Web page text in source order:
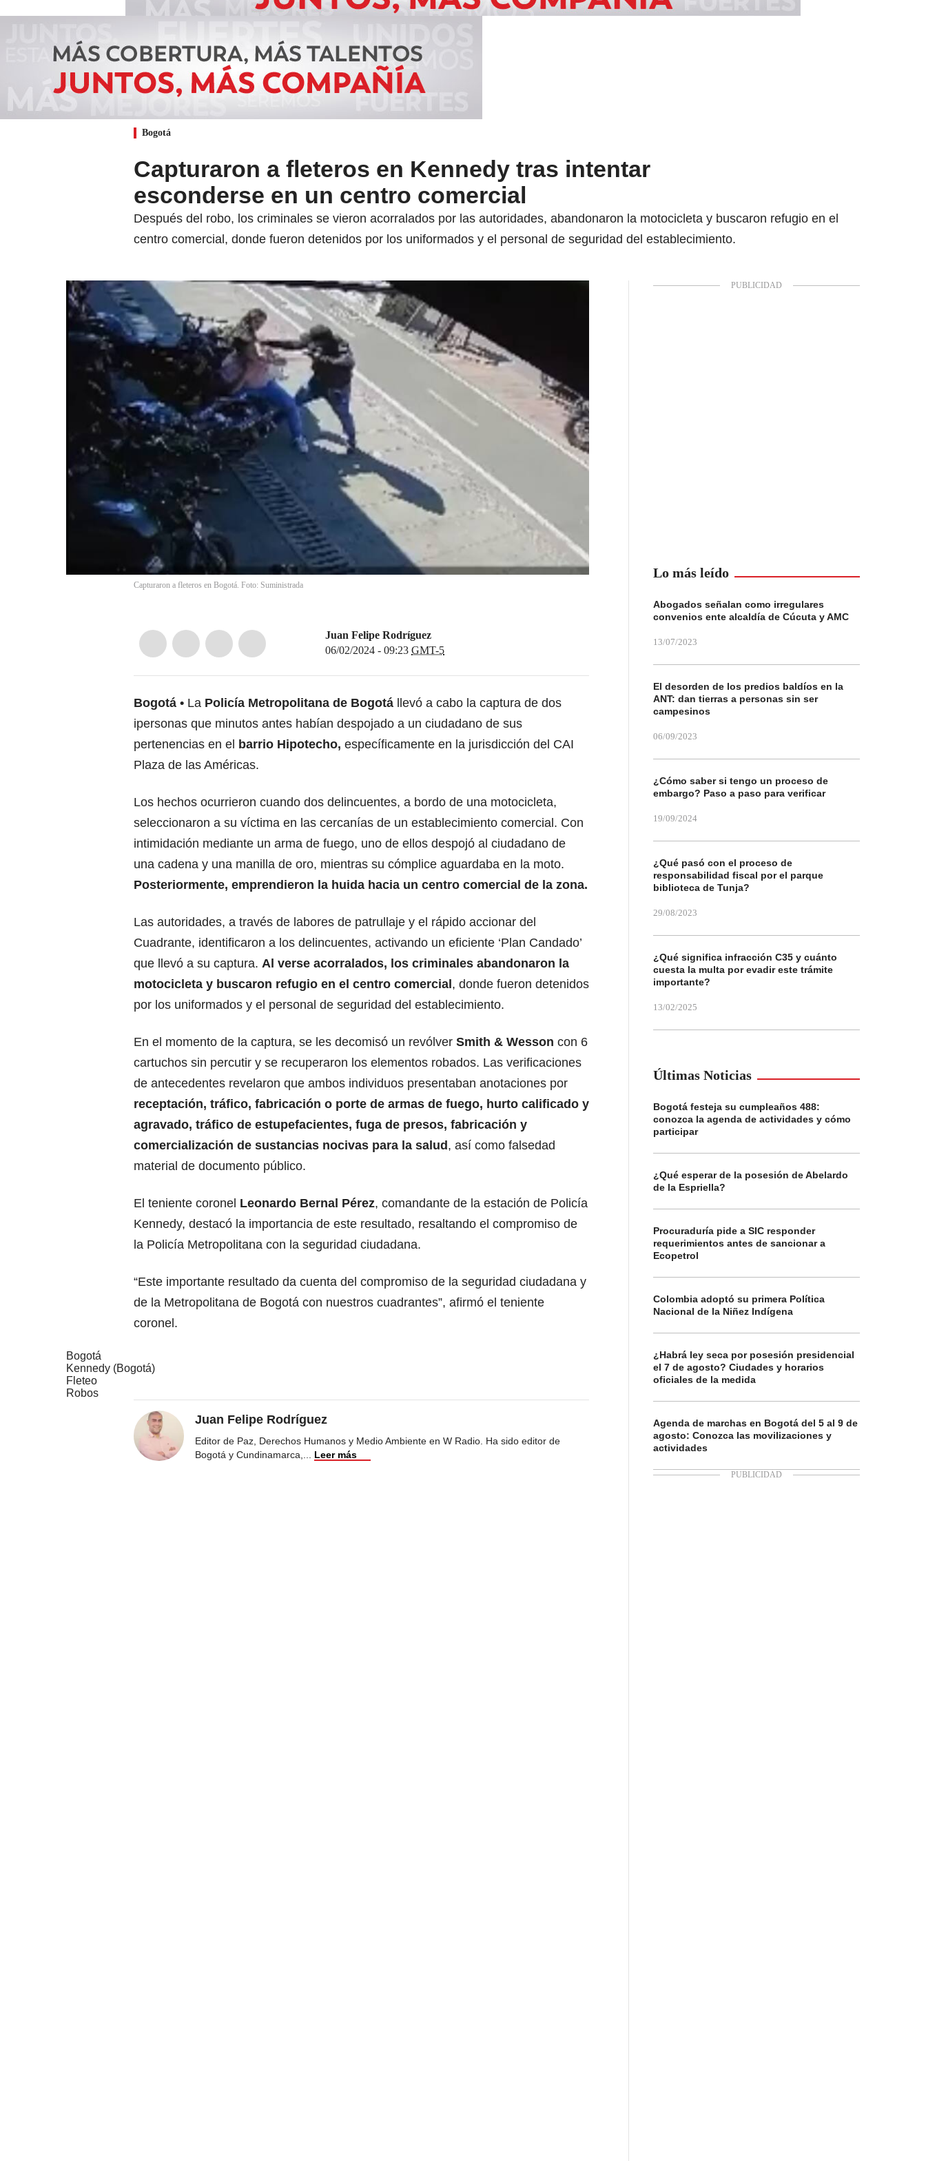
Bogotá
Capturaron a fleteros en Kennedy tras intentar
esconderse en un centro comercial
Después del robo, los criminales se vieron acorralados por las autoridades, abandonaron la motocicleta y buscaron refugio en el
centro comercial, donde fueron detenidos por los uniformados y el personal de seguridad del establecimiento.
Capturaron a fleteros en Bogotá. Foto: Suministrada
Juan Felipe Rodríguez
06/02/2024 - 09:23 GMT-5
Bogotá La Policía Metropolitana de Bogotá llevó a cabo la captura de dos
ipersonas que minutos antes habían despojado a un ciudadano de sus
pertenencias en el barrio Hipotecho, específicamente en la jurisdicción del CAI
Plaza de las Américas.
Los hechos ocurrieron cuando dos delincuentes, a bordo de una motocicleta,
seleccionaron a su víctima en las cercanías de un establecimiento comercial. Con
intimidación mediante un arma de fuego, uno de ellos despojó al ciudadano de
una cadena y una manilla de oro, mientras su cómplice aguardaba en la moto.
Posteriormente, emprendieron la huida hacia un centro comercial de la zona.
Las autoridades, a través de labores de patrullaje y el rápido accionar del
Cuadrante, identificaron a los delincuentes, activando un eficiente ‘Plan Candado’
que llevó a su captura. Al verse acorralados, los criminales abandonaron la
motocicleta y buscaron refugio en el centro comercial, donde fueron detenidos
por los uniformados y el personal de seguridad del establecimiento.
En el momento de la captura, se les decomisó un revólver Smith & Wesson con 6
cartuchos sin percutir y se recuperaron los elementos robados. Las verificaciones
de antecedentes revelaron que ambos individuos presentaban anotaciones por
receptación, tráfico, fabricación o porte de armas de fuego, hurto calificado y
agravado, tráfico de estupefacientes, fuga de presos, fabricación y
comercialización de sustancias nocivas para la salud, así como falsedad
material de documento público.
El teniente coronel Leonardo Bernal Pérez, comandante de la estación de Policía
Kennedy, destacó la importancia de este resultado, resaltando el compromiso de
la Policía Metropolitana con la seguridad ciudadana.
“Este importante resultado da cuenta del compromiso de la seguridad ciudadana y
de la Metropolitana de Bogotá con nuestros cuadrantes”, afirmó el teniente
coronel.
Bogotá
Kennedy (Bogotá)
Fleteo
Robos
Juan Felipe Rodríguez
Editor de Paz, Derechos Humanos y Medio Ambiente en W Radio. Ha sido editor de
Bogotá y Cundinamarca,
Leer más
Lo más leído
Abogados señalan como irregulares
convenios ente alcaldía de Cúcuta y AMC
13/07/2023
El desorden de los predios baldíos en la
ANT: dan tierras a personas sin ser
campesinos
06/09/2023
¿Cómo saber si tengo un proceso de
embargo? Paso a paso para verificar
19/09/2024
¿Qué pasó con el proceso de
responsabilidad fiscal por el parque
biblioteca de Tunja?
29/08/2023
¿Qué significa infracción C35 y cuánto
cuesta la multa por evadir este trámite
importante?
13/02/2025
Últimas Noticias
Bogotá festeja su cumpleaños 488:
conozca la agenda de actividades y cómo
participar
¿Qué esperar de la posesión de Abelardo
de la Espriella?
Procuraduría pide a SIC responder
requerimientos antes de sancionar a
Ecopetrol
Colombia adoptó su primera Política
Nacional de la Niñez Indígena
¿Habrá ley seca por posesión presidencial
el 7 de agosto? Ciudades y horarios
oficiales de la medida
Agenda de marchas en Bogotá del 5 al 9 de
agosto: Conozca las movilizaciones y
actividades